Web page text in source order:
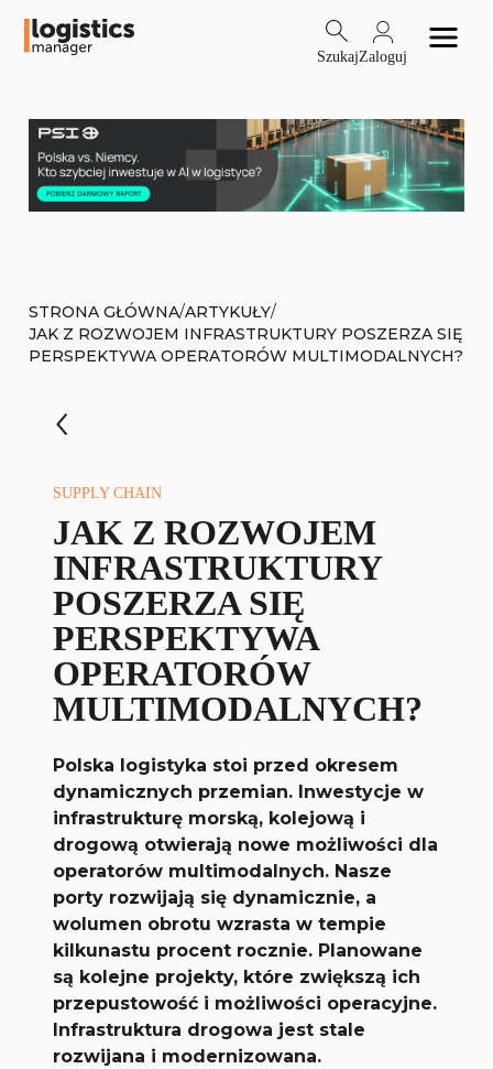
SzukajZaloguj
STRONA GŁÓWNA/ARTYKUŁY/
JAK Z ROZWOJEM INFRASTRUKTURY POSZERZA SIĘ
PERSPEKTYWA OPERATORÓW MULTIMODALNYCH?
SUPPLY CHAIN
JAK Z ROZWOJEM
INFRASTRUKTURY
POSZERZA SIĘ
PERSPEKTYWA
OPERATORÓW
MULTIMODALNYCH?
Polska logistyka stoi przed okresem
dynamicznych przemian. Inwestycje w
infrastrukturę morską, kolejową i
drogową otwierają nowe możliwości dla
operatorów multimodalnych. Nasze
porty rozwijają się dynamicznie, a
wolumen obrotu wzrasta w tempie
kilkunastu procent rocznie. Planowane
są kolejne projekty, które zwiększą ich
przepustowość i możliwości operacyjne.
Infrastruktura drogowa jest stale
rozwijana i modernizowana.